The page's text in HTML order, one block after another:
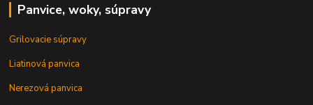
Panvice, woky, súpravy
Grilovacie súpravy
Liatinová panvica
Nerezová panvica